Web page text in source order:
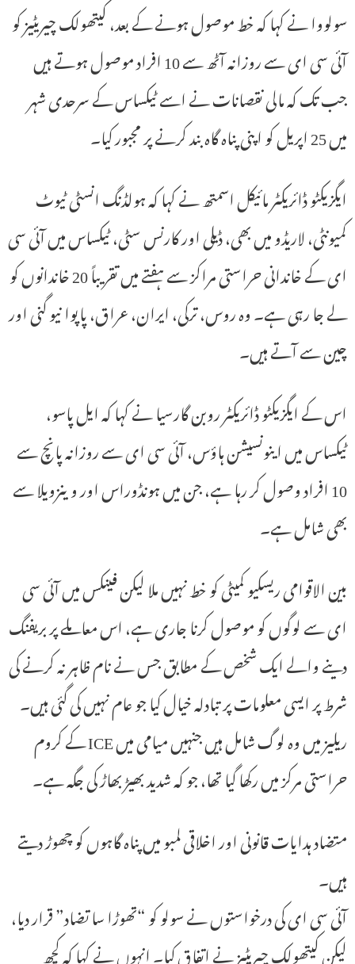
سولووا نے کہا کہ خط موصول ہونے کے بعد، کیتھولک چیریٹیز کو
آئی سی ای سے روزانہ آٹھ سے 10 افراد موصول ہوتے ہیں
جب تک کہ مالی نقصانات نے اسے ٹیکساس کے سرحدی شہر
میں 25 اپریل کو اپنی پناہ گاہ بند کرنے پر مجبور کیا۔
ایگزیکٹو ڈائریکٹر مائیکل اسمتھ نے کہا کہ ہولڈنگ انسٹی ٹیوٹ
کمیونٹی، لاریڈو میں بھی، ڈیلی اور کارنس سٹی، ٹیکساس میں آئی سی
ای کے خاندانی حراستی مراکز سے ہفتے میں تقریباً 20 خاندانوں کو
لے جا رہی ہے۔ وہ روس، ترکی، ایران، عراق، پاپوا نیو گنی اور
چین سے آتے ہیں۔
اس کے ایگزیکٹو ڈائریکٹر روبن گارسیا نے کہا کہ ایل پاسو،
ٹیکساس میں اینونسیشن ہاؤس، آئی سی ای سے روزانہ پانچ سے
10 افراد وصول کر رہا ہے، جن میں ہونڈوراس اور وینزویلا سے
بھی شامل ہے۔
بین الاقوامی ریسکیو کمیٹی کو خط نہیں ملا لیکن فینکس میں آئی سی
ای سے لوگوں کو موصول کرنا جاری ہے، اس معاملے پر بریفنگ
دینے والے ایک شخص کے مطابق جس نے نام ظاہر نہ کرنے کی
شرط پر ایسی معلومات پر تبادلہ خیال کیا جو عام نہیں کی گئی ہیں۔
ریلیز میں وہ لوگ شامل ہیں جنہیں میامی میں ICE کے کروم
حراستی مرکز میں رکھا گیا تھا، جو کہ شدید بھیڑ بھاڑ کی جگہ ہے۔
متضاد ہدایات قانونی اور اخلاقی لمبو میں پناہ گاہوں کو چھوڑ دیتے
ہیں۔
آئی سی ای کی درخواستوں نے سولو کو “تھوڑا سا تضاد” قرار دیا،
لیکن کیتھولک چیریٹیز نے اتفاق کیا۔ انہوں نے کہا کہ کچھ